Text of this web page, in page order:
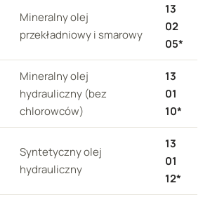
Mineralny olej
przekładniowy i smarowy
13
02
05*
Mineralny olej
hydrauliczny (bez
chlorowców)
13
01
10*
Syntetyczny olej
hydrauliczny
13
01
12*